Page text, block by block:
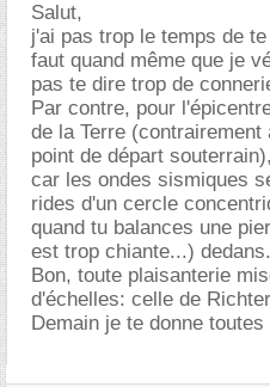
Salut,
j'ai pas trop le temps de
faut quand même que je
pas te dire trop de
Par contre, pour
de la Terre
point de départ
car les ondes sismiques
rides d'un cercle
quand tu balances une
est trop chiante...) dedans.
Bon, toute plaisanterie
d'échelles: celle de
Demain je te donne